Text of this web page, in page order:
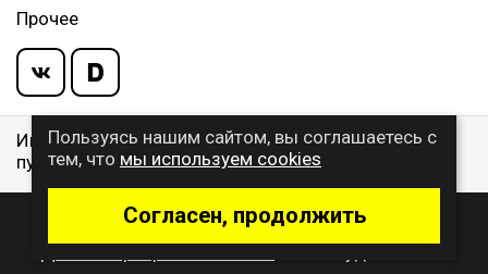
Прочее
Информация указанная на сайте, не является
публичной офертой, определяемой ст. 437 ГК РФ
© 2009 - 2026 Buywheel.ru
Пользуясь нашим сайтом, вы соглашаетесь с
тем, что мы используем cookies
Согласен, продолжить